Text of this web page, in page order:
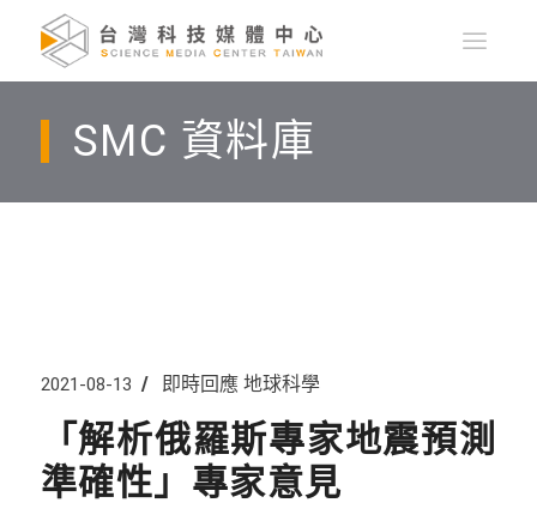
SMC 資料庫
2021-08-13 即時回應 地球科學
「解析俄羅斯專家地震預測
準確性」專家意見